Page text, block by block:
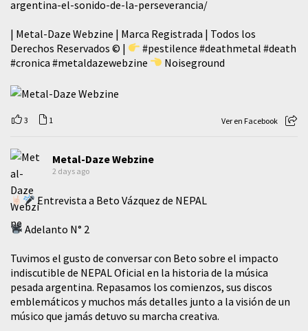
argentina-el-sonido-de-la-perseverancia/
| Metal-Daze Webzine | Marca Registrada | Todos los
Derechos Reservados © |
#pestilence #deathmetal #death
#cronica #metaldazewebzine Noiseground
3 1 Ver en Facebook
Metal-Daze Webzine
2 days ago
Entrevista a Beto Vázquez de NEPAL
Adelanto N° 2
Tuvimos el gusto de conversar con Beto sobre el impacto
indiscutible de NEPAL Oficial en la historia de la música
pesada argentina. Repasamos los comienzos, sus discos
emblemáticos y muchos más detalles junto a la visión de un
músico que jamás detuvo su marcha creativa.